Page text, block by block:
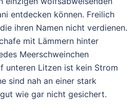
entdecken können. Freilich
ihren Namen nicht verdienen.
mit Lämmern hinter
Meerschweinchen
unteren Litzen ist kein Strom
sind nah an einer stark
wie gar nicht gesichert.